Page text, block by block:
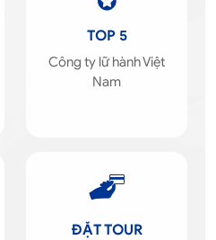
TOP 5
Công ty lữ hành Việt
Nam
ĐẶT TOUR